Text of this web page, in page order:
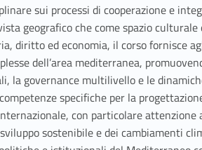
sui processi di cooperazione e
geografico che come spazio culturale
diritto ed economia, il corso fornisce
dell’area mediterranea,
la governance multilivello e le
specifiche per la
con particolare attenzione
sostenibile e dei cambiamenti